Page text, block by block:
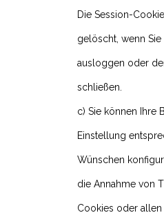
Die Session-
gelöscht, wenn Sie
ausloggen oder
schließen.
c) Sie können Ihre
Einstellung
Wünschen
die Annahme von
Cookies oder allen